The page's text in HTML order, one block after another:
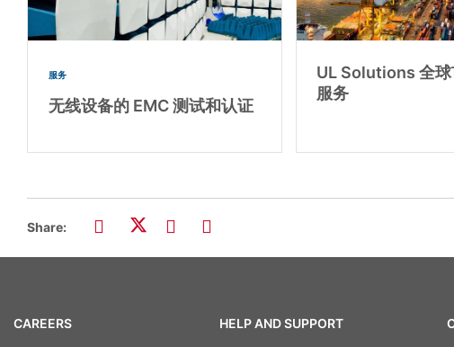
服务
无线设备的 EMC 测试和认证
UL Solutions 全球
服务
Share:
CAREERS HELP AND SUPPORT